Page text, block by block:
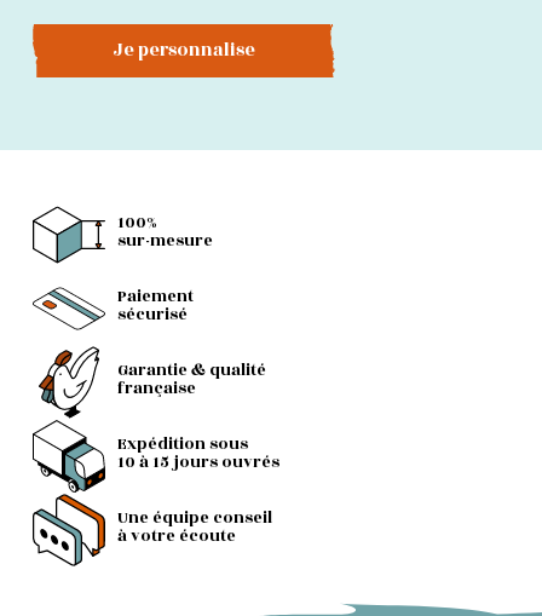
Je personnalise
100%
sur-mesure
Paiement
sécurisé
Garantie & qualité
française
Expédition sous
10 à 15 jours ouvrés
Une équipe conseil
à votre écoute